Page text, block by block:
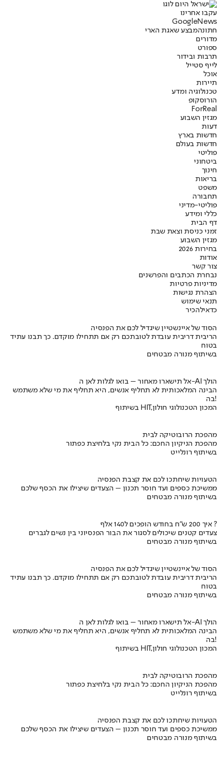
עקבו אחרינו
Googl eNews
חתונהמבצע שאגת הארי
מדורים
ספורט
תרבות ובידור
לייף סטייל
אוכל
תיירות
טכנולוגיה ומדע
הורוסקופ
ForReal
מגזין השבוע
דעות
חדשות בארץ
חדשות בעולם
פוליטי
ביטחוני
חינוך
בריאות
משפט
תחבורה
פוליטי-מדיני
כללי ומידע
דף הבית
זמני כניסת וצאת שבת
מגזין השבוע
בחירות 2026
אודות
צור קשר
נבחרת הכתבים והפרשנים
מדיניות פרטיות
הצהרת נגישות
תנאי שימוש
כדאילהכיר
הסוד של איינשטיין שיגדיל לכם את הפנסיה
הריבית דריבית עובדת לטובתכם רק אם תתחילו מוקדם. כך תבנו עתיד
בטוח
בשיתוף מנורה מבטחים
אל תישארו מאחור – בואו לגלות לאן ה-AI הולך
הבינה המלאכותית לא תחליף אנשים, היא תחליף את מי שלא משתמש
בה!
בשיתוף HIT,המכון הטכנולוגי חולון
מהפכת הרובוטיקה לבית
מהפכת הניקיון החכם: כל הבית נקי בלחיצת כפתור
בשיתוף רונלייט
הטעויות שיחתכו לכם את קצבת הפנסיה
ממשיכת כספים ועד חוסר תכנון – הצעדים שיצילו את הכסף שלכם
בשיתוף מנורה מבטחים
איך 200 ש"ח בחודש הופכים ל140 אלף ?
צעדים קטנים שיכולים לסגור את הבור הפנסיוני בין נשים לגברים
בשיתוף מנורה מבטחים
הסוד של איינשטיין שיגדיל לכם את הפנסיה
הריבית דריבית עובדת לטובתכם רק אם תתחילו מוקדם. כך תבנו עתיד
בטוח
בשיתוף מנורה מבטחים
אל תישארו מאחור – בואו לגלות לאן ה-AI הולך
הבינה המלאכותית לא תחליף אנשים, היא תחליף את מי שלא משתמש
בה!
בשיתוף HIT,המכון הטכנולוגי חולון
מהפכת הרובוטיקה לבית
מהפכת הניקיון החכם: כל הבית נקי בלחיצת כפתור
בשיתוף רונלייט
הטעויות שיחתכו לכם את קצבת הפנסיה
ממשיכת כספים ועד חוסר תכנון – הצעדים שיצילו את הכסף שלכם
בשיתוף מנורה מבטחים